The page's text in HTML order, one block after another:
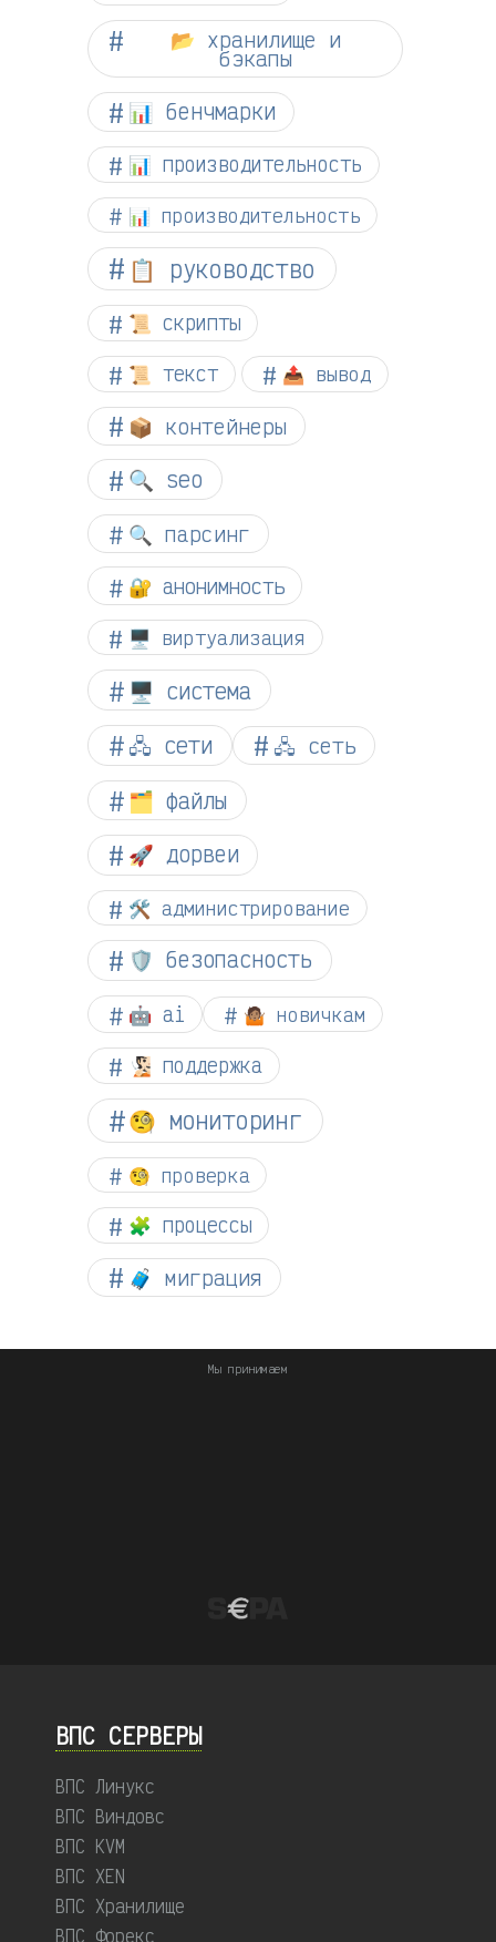
📂 хранилище и
бэкапы
📊 бенчмарки
📊 производительность
📊 производительность
📋 руководство
📜 скрипты
📜 текст 📤 вывод
📦 контейнеры
🔍 seo
🔍 парсинг
🔐 анонимность
🖥️ виртуализация
🖥️ система
🖧 сети
🖧 сеть
🗂️ файлы
🚀 дорвеи
🛠️ администрирование
🛡️ безопасность
🤖 ai 🤷🏽 новичкам
🧏🏻 поддержка
🧐 мониторинг
🧐 проверка
🧩 процессы
🧳 миграция
Мы принимаем
ВПС СЕРВЕРЫ
ВПС Линукс
ВПС Виндовс
ВПС KVM
ВПС XEN
ВПС Хранилище
ВПС Форекс